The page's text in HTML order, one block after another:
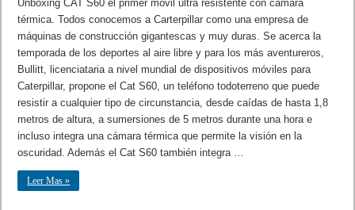
Unboxing CAT S60 el primer móvil ultra resistente con cámara
térmica. Todos conocemos a Carterpillar como una empresa de
máquinas de construcción gigantescas y muy duras. Se acerca la
temporada de los deportes al aire libre y para los más aventureros,
Bullitt, licenciataria a nivel mundial de dispositivos móviles para
Caterpillar, propone el Cat S60, un teléfono todoterreno que puede
resistir a cualquier tipo de circunstancia, desde caídas de hasta 1,8
metros de altura, a sumersiones de 5 metros durante una hora e
incluso integra una cámara térmica que permite la visión en la
oscuridad. Además el Cat S60 también integra …
Leer Mas »